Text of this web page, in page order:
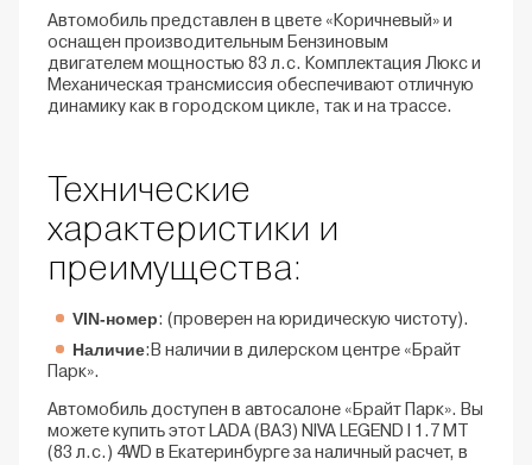
Автомобиль представлен в цвете «Коричневый» и
оснащен производительным Бензиновым
двигателем мощностью 83 л.с. Комплектация Люкс и
Механическая трансмиссия обеспечивают отличную
динамику как в городском цикле, так и на трассе.
Технические
характеристики и
преимущества:
VIN-номер: (проверен на юридическую чистоту).
Наличие:В наличии в дилерском центре «Брайт
Парк».
Автомобиль доступен в автосалоне «Брайт Парк». Вы
можете купить этот LADA (ВАЗ) NIVA LEGEND I 1.7 MT
(83 л.с.) 4WD в Екатеринбурге за наличный расчет, в